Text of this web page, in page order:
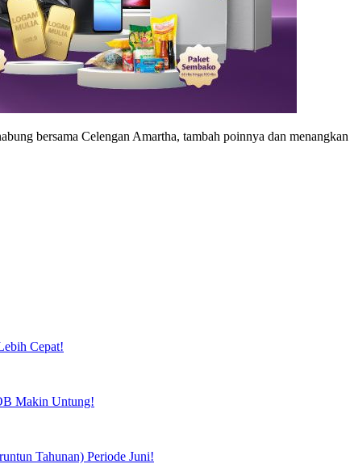
bersama Celengan Amartha, tambah poinnya dan
Cepat!
Makin Untung!
Tahunan) Periode Juni!